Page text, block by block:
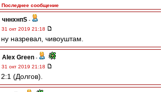
Последнее сообщение
чннхнпS -
31 окт 2019 21:18
ну назревал, чивоуштам.
Alex Green -
31 окт 2019 21:18
2:1 (Долгов).